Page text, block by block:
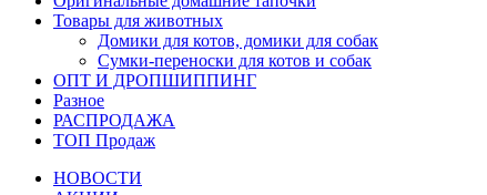
Товары для животных
Домики для котов, домики для собак
Сумки-переноски для котов и собак
ОПТ И ДРОПШИППИНГ
Разное
РАСПРОДАЖА
ТОП Продаж
НОВОСТИ